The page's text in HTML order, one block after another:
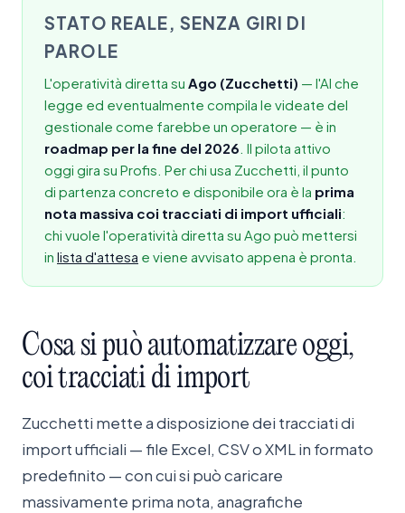
STATO REALE, SENZA GIRI DI
PAROLE
L'operatività diretta su Ago (Zucchetti) — l'AI che
legge ed eventualmente compila le videate del
gestionale come farebbe un operatore — è in
roadmap per la fine del 2026 . Il pilota attivo
oggi gira su Profis. Per chi usa Zucchetti, il punto
di partenza concreto e disponibile ora è la prima
nota massiva coi tracciati di import ufficiali:
chi vuole l'operatività diretta su Ago può mettersi
in lista d'attesa e viene avvisato appena è pronta.
Cosasipuòautomatizzareoggi,
coitracciatidiimport
Zucchetti mette a disposizione dei tracciati di
import ufficiali — file Excel, CSV o XML in formato
predefinito — con cui si può caricare
massivamente prima nota, anagrafiche